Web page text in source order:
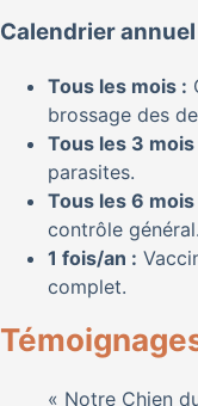
Calendrier
Tous les mois :
brossage des
Tous les 3 mois
parasites.
Tous les 6 mois
contrôle général.
1 fois/an :
complet.
« Notre Chien